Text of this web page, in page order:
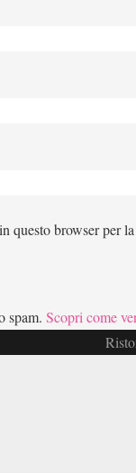
questo browser per
spam. Scopri come